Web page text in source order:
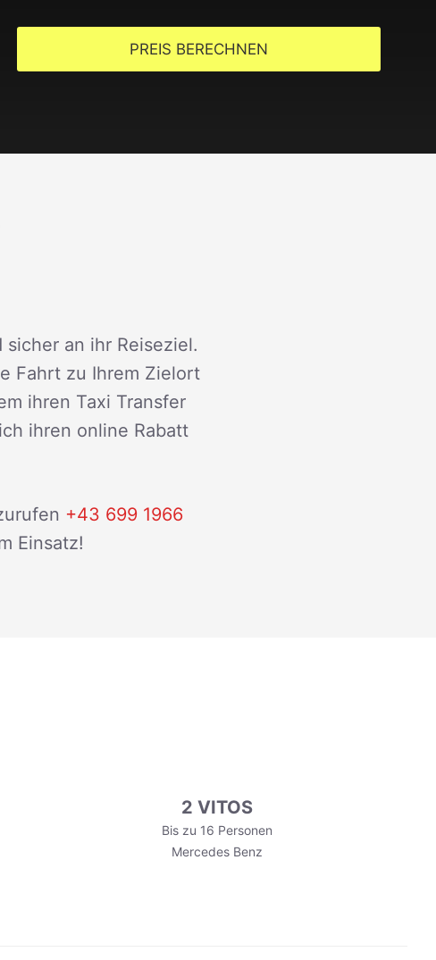
PREIS BERECHNEN
an ihr Reiseziel.
Fahrt zu Ihrem Zielort
ihren Taxi Transfer
ihren online Rabatt
+43 699 1966
Einsatz!
2 VITOS
Bis zu 16 Personen
Mercedes Benz